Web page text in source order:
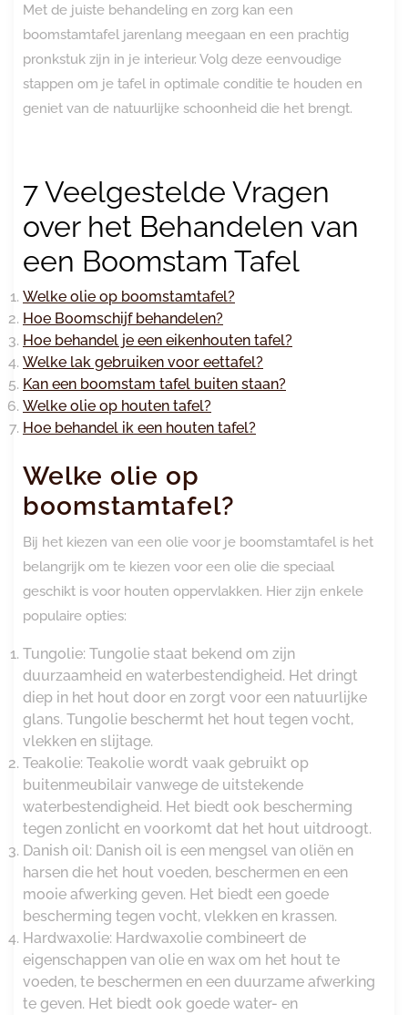
Met de juiste behandeling en zorg kan een
boomstamtafel jarenlang meegaan en een prachtig
pronkstuk zijn in je interieur. Volg deze eenvoudige
stappen om je tafel in optimale conditie te houden en
geniet van de natuurlijke schoonheid die het brengt.
7 Veelgestelde Vragen
over het Behandelen van
een Boomstam Tafel
Welke olie op boomstamtafel?
Hoe Boomschijf behandelen?
Hoe behandel je een eikenhouten tafel?
Welke lak gebruiken voor eettafel?
Kan een boomstam tafel buiten staan?
Welke olie op houten tafel?
Hoe behandel ik een houten tafel?
Welke olie op
boomstamtafel?
Bij het kiezen van een olie voor je boomstamtafel is het
belangrijk om te kiezen voor een olie die speciaal
geschikt is voor houten oppervlakken. Hier zijn enkele
populaire opties:
Tungolie: Tungolie staat bekend om zijn
duurzaamheid en waterbestendigheid. Het dringt
diep in het hout door en zorgt voor een natuurlijke
glans. Tungolie beschermt het hout tegen vocht,
vlekken en slijtage.
Teakolie: Teakolie wordt vaak gebruikt op
buitenmeubilair vanwege de uitstekende
waterbestendigheid. Het biedt ook bescherming
tegen zonlicht en voorkomt dat het hout uitdroogt.
Danish oil: Danish oil is een mengsel van oliën en
harsen die het hout voeden, beschermen en een
mooie afwerking geven. Het biedt een goede
bescherming tegen vocht, vlekken en krassen.
Hardwaxolie: Hardwaxolie combineert de
eigenschappen van olie en wax om het hout te
voeden, te beschermen en een duurzame afwerking
te geven. Het biedt ook goede water- en